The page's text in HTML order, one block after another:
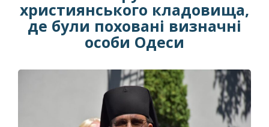
християнського кладовища,
де були поховані визначні
особи Одеси